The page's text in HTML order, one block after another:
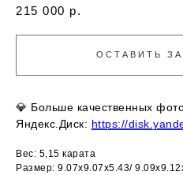
215 000 р.
ОСТАВИТЬ
💎 Больше качественных
Яндекс.Диск: https://
Вес: 5,15 карата
Размер: 9.07х9.07х5.43/